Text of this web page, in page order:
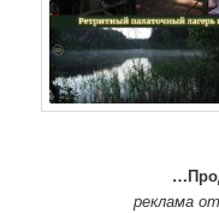
реклама